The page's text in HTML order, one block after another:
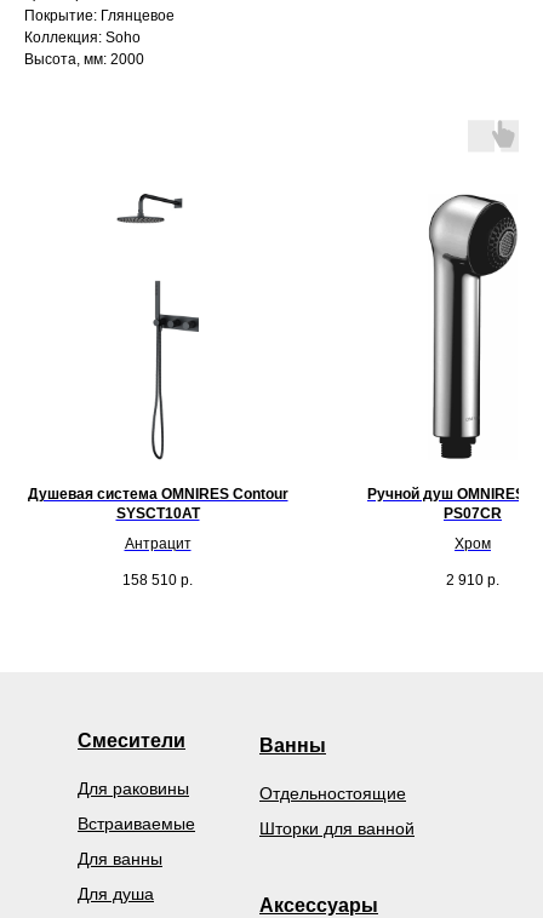
Покрытие: Глянцевое
Коллекция: Soho
Высота, мм: 2000
Душевая система OMNIRES Contour
SYSCT10AT
Антрацит
158 510 р.
Ручной душ OMNIRES
PS07CR
Хром
2 910 р.
Смесители
Встраиваемые
Для ванны
Для душа
Для раковины
Ванны
Отдельностоящие
Шторки для ванной
Аксессуары